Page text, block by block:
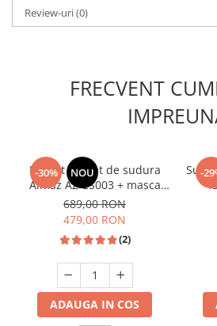
Review-uri(0)
FRECVENT
-30% NOU
Pachet aparat de sudura
Almaz AZ-ES003 + masca
automata cu cristale Almaz,
accesorii incluse, 250 A,
220V
689,00 RON
479,00 RON
(2)
ADAUGA IN COS
-